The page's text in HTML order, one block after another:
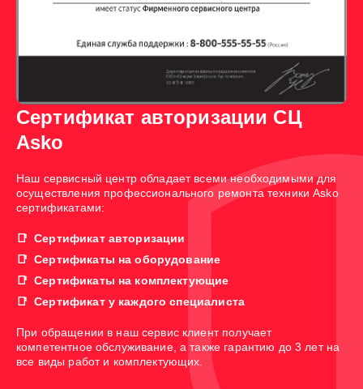
Сертификат авторизации СЦ
Asko
Наш сервисный центр обладает всеми необходимыми для
осуществления профессионального ремонта техники Asko
сертификатами:
Сертификат авторизации
Сертификаты на оборудование
Сертификаты на комплектующие
Сертификат у каждого специалиста
При обращении в наш сервис клиент получает
компетентное обслуживание, а также гарантию до 3 лет на
все виды работ и комплектующих.